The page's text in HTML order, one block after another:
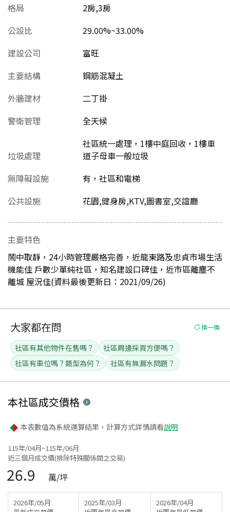
格局
2房,3房
公設比
29.00%~33.00%
建設公司
富旺
主要結構
鋼筋混凝土
外牆建材
二丁掛
警衛管理
全天候
垃圾處理
社區統一處理，1樓中庭回收，1樓車
道子母車一般垃圾
無障礙設施
有，社區和電梯
公共設施
花園,健身房,KTV,圖書室,交誼廳
主要特色
鬧中取靜，24小時管理嚴格完善，近龍東路及忠貞市場生活
機能佳 戶數少單純社區，知名建設口碑佳，近市區離塵不
離城 屋況佳(資料最後更新日：2021/09/26)
大家都在問 換一換
社區有其他物件在售嗎？
社區周邊採買方便嗎？
社區有車位嗎？類型為何？
社區有無漏水問題？
本社區成交價格
本表數值為系統運算結果，計算方式詳情請看說明
115年/04月~115年/06月
近三個月成交價(排除特殊關係間之交易)
26.9 萬/坪
2026年/05月
2025年/03月
2026年/04月